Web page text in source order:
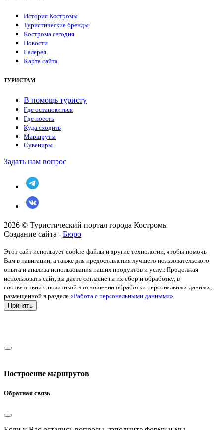
История Костромы
Туристические бренды
Кострома сегодня
Новости
Галерея
Карта сайта
ТУРИСТАМ
В помощь туристу
Где остановиться
Где поесть
Куда сходить
Маршруты
Сувениры
Задать нам вопрос
2026 © Туристический портал города Костромы
Создание сайта - Бюро
Этот сайт использует cookie-файлы и другие технологии, чтобы помочь
Вам в навигации, а также для предоставления лучшего пользовательского
опыта и анализа использования наших продуктов и услуг. Продолжая
использовать сайт, вы даете согласие на их сбор и обработку, в
соответствии с политикой в отношении обработки персональных данных,
размещенной в разделе «Работа с персональными данными»
Принять
Построение маршрутов
Обратная связь